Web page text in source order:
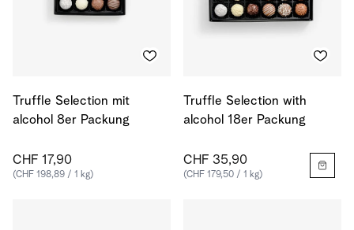
Truffle Selection mit
alcohol 8er Packung
CHF 17,90
(CHF 198,89 / 1 kg)
Truffle Selection with
alcohol 18er Packung
CHF 35,90
(CHF 179,50 / 1 kg)